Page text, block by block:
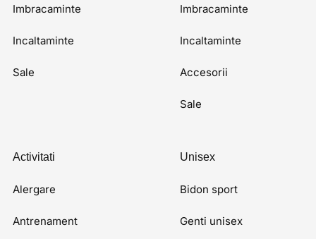
Imbracaminte
Incaltaminte
Sale
Imbracaminte
Incaltaminte
Accesorii
Sale
Activitati
Alergare
Antrenament
Unisex
Bidon sport
Genti unisex